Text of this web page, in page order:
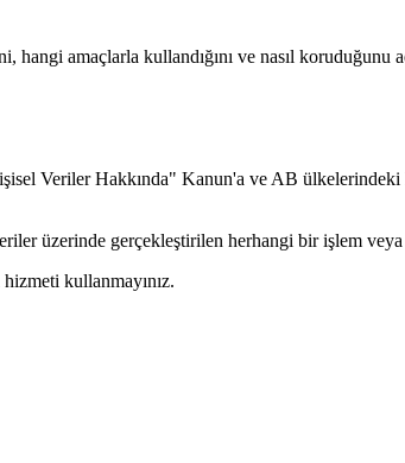
amaçlarla kullandığını ve nasıl koruduğunu
Veriler Hakkında" Kanun'a ve AB ülkelerindeki
üzerinde gerçekleştirilen herhangi bir işlem
kullanmayınız.